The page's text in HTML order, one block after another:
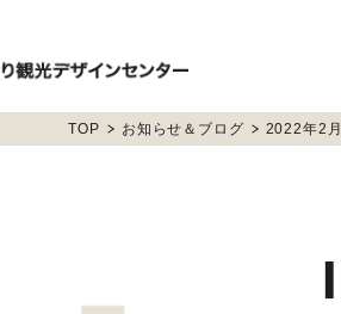
TOP お知らせ＆ブログ 2022年2月